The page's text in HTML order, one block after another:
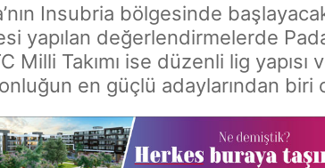
Insubria bölgesinde
yapılan değerlendirmelerde
Milli Takımı ise düzenli lig yapısı
en güçlü adaylarından biri